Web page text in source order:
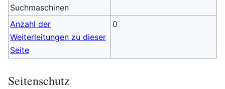
Suchmaschinen
Anzahl der
Weiterleitungen zu dieser
Seite
0
Seitenschutz